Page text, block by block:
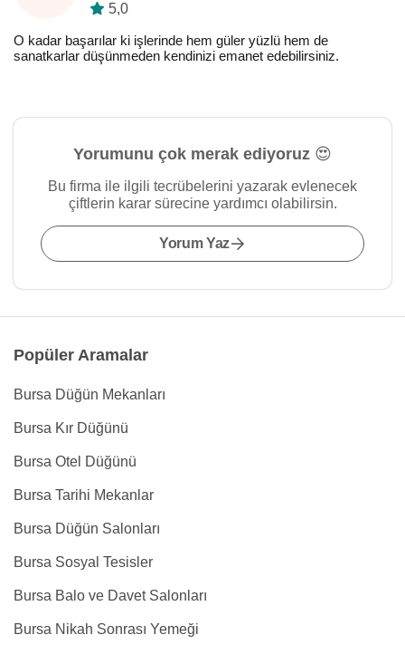
5,0
O kadar başarılar ki işlerinde hem güler yüzlü hem de
sanatkarlar düşünmeden kendinizi emanet edebilirsiniz.
Yorumunu çok merak ediyoruz 😍
Bu firma ile ilgili tecrübelerini yazarak evlenecek
çiftlerin karar sürecine yardımcı olabilirsin.
Yorum Yaz
Popüler Aramalar
Bursa Düğün Mekanları
Bursa Kır Düğünü
Bursa Otel Düğünü
Bursa Tarihi Mekanlar
Bursa Düğün Salonları
Bursa Sosyal Tesisler
Bursa Balo ve Davet Salonları
Bursa Nikah Sonrası Yemeği